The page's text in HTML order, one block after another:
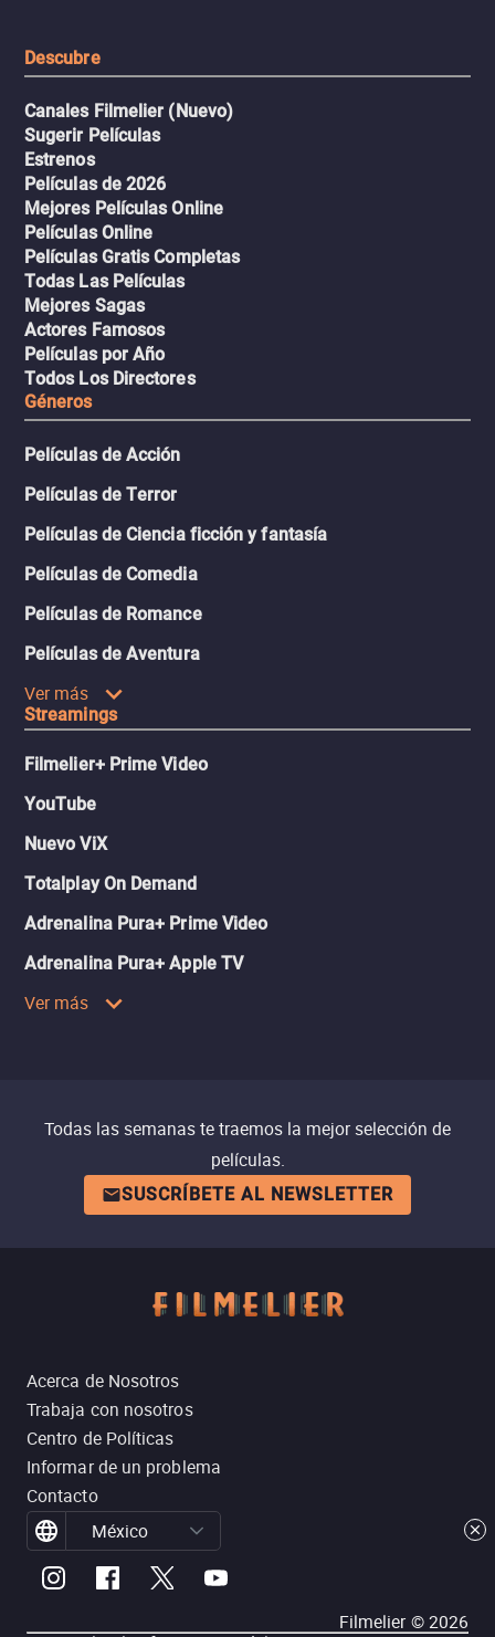
Descubre
Canales Filmelier (Nuevo)
Sugerir Películas
Estrenos
Películas de 2026
Mejores Películas Online
Películas Online
Películas Gratis Completas
Todas Las Películas
Mejores Sagas
Actores Famosos
Películas por Año
Todos Los Directores
Géneros
Películas de Acción
Películas de Terror
Películas de Ciencia ficción y fantasía
Películas de Comedia
Películas de Romance
Películas de Aventura
Ver más
Streamings
Filmelier+ Prime Video
YouTube
Nuevo ViX
Totalplay On Demand
Adrenalina Pura+ Prime Video
Adrenalina Pura+ Apple TV
Ver más
Todas las semanas te traemos la mejor selección de
películas.
SUSCRÍBETE AL NEWSLETTER
Acerca de Nosotros
Trabaja con nosotros
Centro de Políticas
Informar de un problema
Contacto
México
Filmelier ©2026